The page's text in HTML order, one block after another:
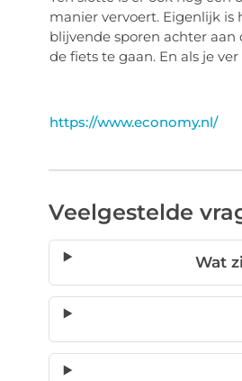
manier vervoert. Eigenlijk
blijvende sporen achter aan
de fiets te gaan. En als je
https://www.economy.nl/
Veelgestelde
Wat